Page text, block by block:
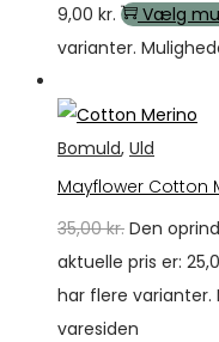
9,00 kr. Vælg
varianter.
Bomuld, Uld
Mayflower Cotton
35,00kr. Den
aktuelle pris er:
har flere
varesiden